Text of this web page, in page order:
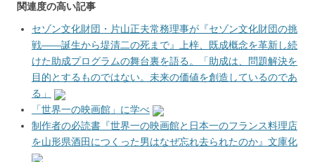
関連度の高い記事
セゾン文化財団・片山正夫常務理事が『セゾン文化財団の挑
戦――誕生から堤清二の死まで』上梓、既成概念を革新し続
けた助成プログラムの舞台裏を語る。「助成は、問題解決を
目的とするものではない。未来の価値を創造しているのであ
る」
「世界一の映画館」に学べ
制作者の必読書『世界一の映画館と日本一のフランス料理店
を山形県酒田につくった男はなぜ忘れ去られたのか』文庫化